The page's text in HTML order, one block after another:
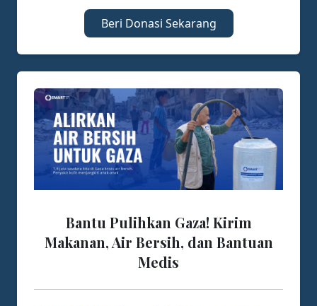
Beri Donasi Sekarang
Bantu Pulihkan Gaza! Kirim
Makanan, Air Bersih, dan Bantuan
Medis